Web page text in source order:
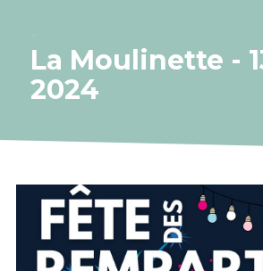
La Moulinette -
2024